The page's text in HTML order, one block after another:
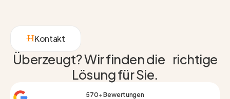
Kontakt
Überzeugt? Wir finden die richtige
Lösung für Sie.
570+ Bewertungen